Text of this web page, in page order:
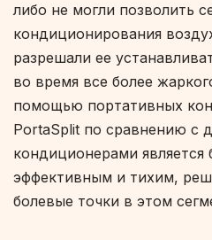
либо не могли позволить
кондиционирования
разрешали ее
во время все более
помощью портативных
PortaSplit по сравнению с
кондиционерами
эффективным и тихим,
болевые точки в этом